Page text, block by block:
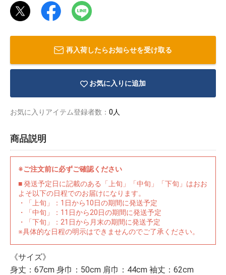
再入荷したらお知らせを受け取る
お気に入りに追加
お気に入りアイテム登録者数： 0人
商品説明
※ご注文前に必ずご確認ください
■ 発送予定日に記載のある「上旬」「中旬」「下旬」はおお
よそ以下の日程でのお届けになります。
・「上旬」：1日から10日の期間に発送予定
・「中旬」：11日から20日の期間に発送予定
・「下旬」：21日から月末の期間に発送予定
※具体的な日程の明示はできませんのでご了承ください。
《サイズ》
身丈：67cm 身巾：50cm 肩巾：44cm 袖丈：62cm
イラストレ
ーター
アダルトグ
ッズ